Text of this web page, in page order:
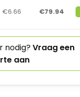
€6.66 €79.94
nodig?Vraag een
aan